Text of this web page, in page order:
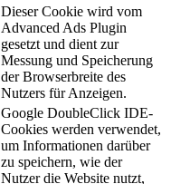
Dieser Cookie wird vom
Advanced Ads Plugin
gesetzt und dient zur
Messung und Speicherung
der Browserbreite des
Nutzers für Anzeigen.
Google DoubleClick IDE-
Cookies werden verwendet,
um Informationen darüber
zu speichern, wie der
Nutzer die Website nutzt,